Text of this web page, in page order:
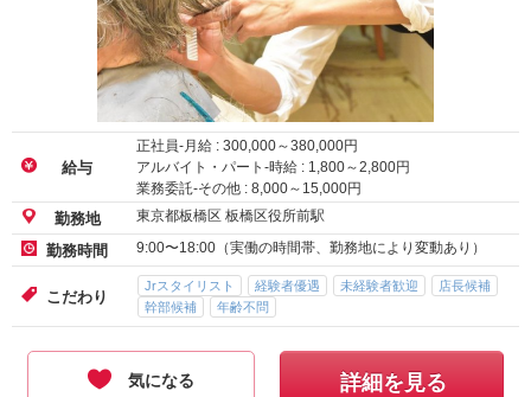
給与
正社員-月給 : 300,000～380,000円
アルバイト・パート-時給 : 1,800～2,800円
業務委託-その他 : 8,000～ 15,000円
勤務地 東京都板橋区 板橋区役所前駅
勤務時間 9:00〜18:00（実働の時間帯、勤務地により変動あり）
こだわり
Jrスタイリスト 経験者優遇 未経験者歓迎
店長候補
幹部候補
年齢不問
気になる 詳細を見る